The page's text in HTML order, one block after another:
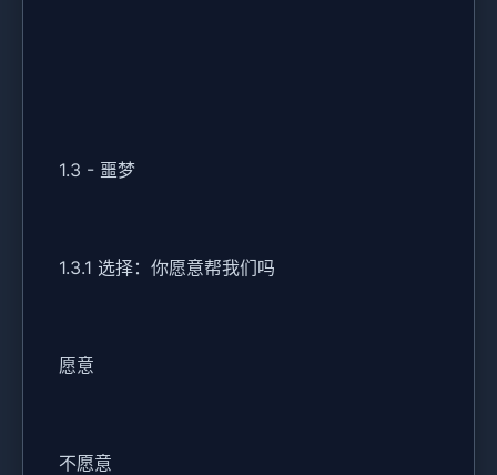
1.3 - 噩梦
1.3.1 选择：你愿意帮我们吗
愿意
不愿意